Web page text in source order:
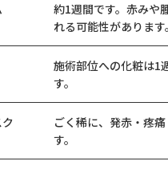
約1週間です。赤みや
れる可能性があります。
施術部位への化粧は1
す。
ごく稀に、発赤・疼
す。